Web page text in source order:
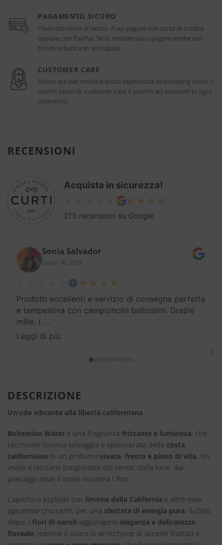
PAGAMENTO SICURO
I tuoi dati sono al sicuro. Puoi pagare con carta di credito
oppure con PayPal. Se lo desideri puoi pagare anche con
bonifico bancario anticipato.
CUSTOMER CARE
Siamo qui per rendere la tua esperienza di shopping unica. Il
nostro team di customer care è pronto ad assisterti in ogni
momento.
RECENSIONI
Acquista in sicurezza!
213 recensioni su Google
Sonia Salvador
Luglio 16, 2026
Prodotti eccellenti e servizio di consegna perfetta
e tempestiva con campioncini bellissimi. Grazie
mille. ( …
Leggi di più
›
DESCRIZIONE
Un’ode vibrante alla libertà californiana
Bohemian Water è una fragranza frizzante e luminosa, che
racchiude l’anima selvaggia e spensierata della costa
californiana in un profumo vivace, fresco e pieno di vita. Un
invito a lasciarsi trasportare dal vento, dalla luce, dai
paesaggi dove il mare incontra i fiori.
L’apertura esplode con limone della California e altre note
agrumate croccanti, per una sferzata di energia pura. Subito
dopo, i fiori di neroli aggiungono eleganza e delicatezza
floreale, mentre il cuore si arricchisce di accenti fruttati e